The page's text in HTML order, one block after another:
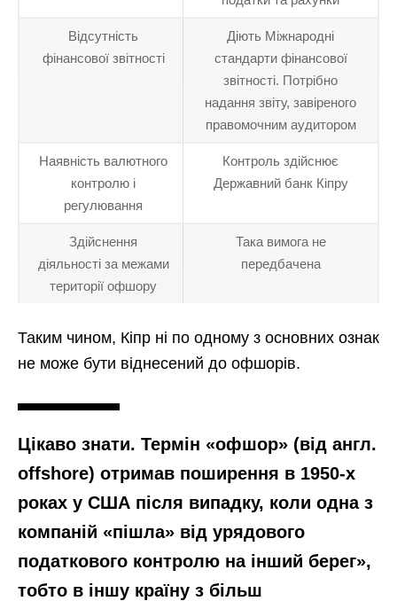
Відсутність
фінансової звітності
Діють Міжнародні
стандарти фінансової
звітності. Потрібно
надання звіту, завіреного
правомочним аудитором
Наявність валютного
контролю і
регулювання
Контроль здійснює
Державний банк Кіпру
Здійснення
діяльності за межами
території офшору
Така вимога не
передбачена
Таким чином, Кіпр ні по одному з основних ознак
не може бути віднесений до офшорів.
Цікаво знати. Термін «офшор» (від англ.
offshore) отримав поширення в 1950-х
роках у США після випадку, коли одна з
компаній «пішла» від урядового
податкового контролю на інший берег»,
тобто в іншу країну з більш